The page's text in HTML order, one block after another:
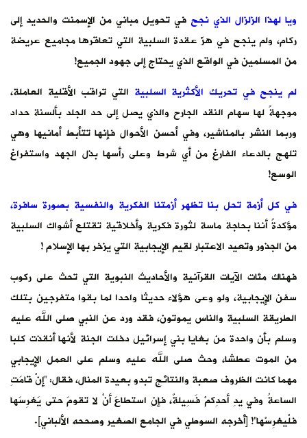
ويا لهذا الزلزال الذي نجح في تحويل مباني من الإسمنت والحديد إلى
ركام، ولم ينجح في هزّ عقدة السلبية التي تعاقرها مجاميع عريضة
من المسلمين في الواقع الذي يحتاج إلى جهود الجميع!
لم ينجح في تحريك الأكثرية السلبية التي تراقب الأقلية العاملة،
موجهةً لها سهام النقد الجارح والذي يصل إلى حد الجلد بألسنة حداد
وربما النشر بالمناشير، وفي أحسن الأحوال فإنها تتأبط أمانيها وهي
تلهج بالدعاء الفارغ من أي شرط وعلى رأسها بذل الجهد واستفراغ
الوسع!
في كل أزمة تحل بنا تظهر أزمتنا الفكرية والنفسية بصورة سافرة،
مؤكدةً أننا بحاجة ماسة لثورة فكرية وأخلاقية تقتلع أشواك السلبية
من الجذور وتعيد الاعتبار لقيم الإيجابية التي يزخر بها الإسلام !
فهناك مئات الآيات القرآنية والأحاديث النبوية التي تحث على ركوب
سفن الإيجابية، ولو وعى هؤلاء حديثا واحدا لما بقوا متفرجين بتلك
الطريقة السلبية والناس يموتون، فقد ورد عن النبي صلى الله عليه
وسلم بأن واحدة من بغايا بني إسرائيل دخلت الجنة لأنها أنقذت كلبا
من الموت عطشا، وحث صلى الله عليه وسلم على العمل الإيجابي
مهما كانت الظروف صعبة والنتائج تبدو بعيدة المنال، فقال: “إنْ قامَتِ
الساعةُ وفي يدِ أحدِكمْ فَسِيلةٌ، فإنِ استطاعَ أنْ لا تقومَ حتى يَغرِسَها
فلْيغرِسْها”! [أخرجه السوطي في الجامع الصغير وصححه الألباني].